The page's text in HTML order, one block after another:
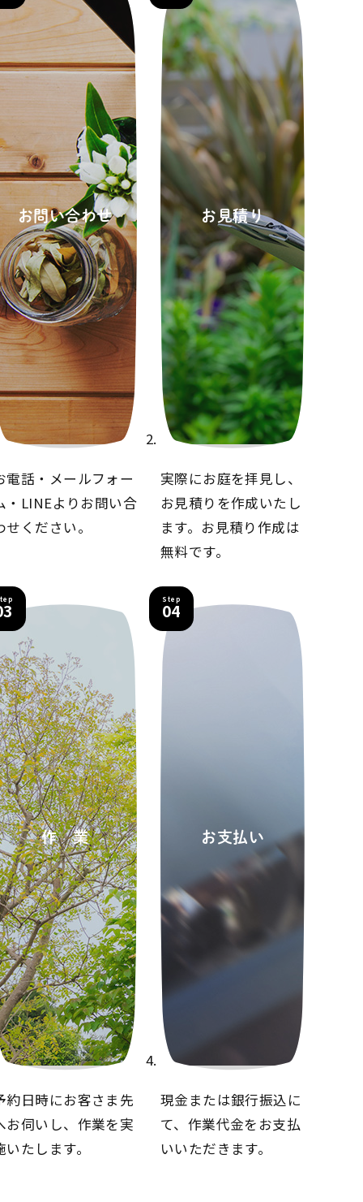
お問い合わせ
電話・メールフォー
・LINEよりお問い合
せください。
お見積り
実際にお庭を拝見し、
お見積りを作成いたし
ます。 お見積り作成は
無料です。
作業
約日時にお客さま先
お伺いし、 作業を実
いたします。
Step
04
お支払い
現金または銀行振込に
て、 作業代金をお支払
いいただきます。